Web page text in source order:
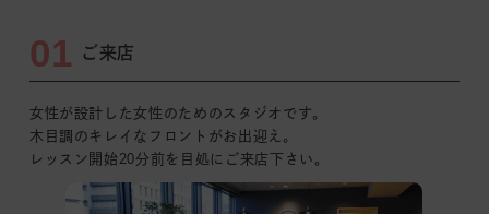
01 ご来店
女性が設計した女性のためのスタジオです。
木目調のキレイなフロントがお出迎え。
レッスン開始20分前を目処にご来店下さい。